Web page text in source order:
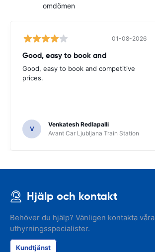
omdömen
01-08-2026
Good, easy to book and
Good, easy to book and competitive
prices.
V
Venkatesh Redlapalli
Avant Car Ljubljana Train Station
Hjälp och kontakt
Behöver du hjälp? Vänligen kontakta våra
uthyrningsspecialister.
Kundtjänst